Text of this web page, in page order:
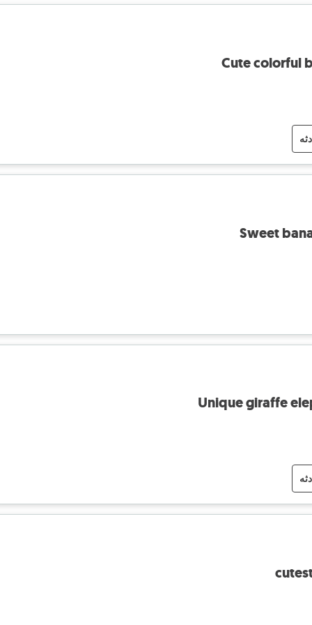
Cute colorful
Sweet
Unique giraffe